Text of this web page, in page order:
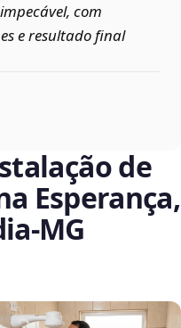
com
e resultado final
de
Esperança,